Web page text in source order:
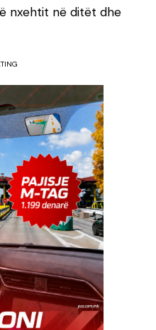
nxehtit në ditët dhe